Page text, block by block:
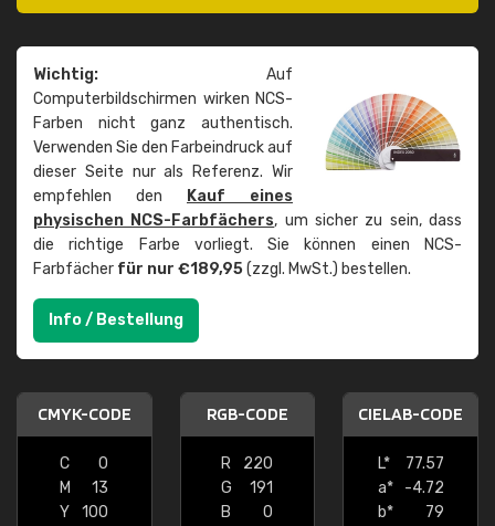
Wichtig: Auf
Computerbildschirmen wirken NCS-
Farben nicht ganz authentisch.
Verwenden Sie den Farbeindruck auf
dieser Seite nur als Referenz. Wir
empfehlen den
Kauf eines
physischen NCS-Farbfächers, um sicher zu sein, dass
die richtige Farbe vorliegt. Sie können einen NCS-
Farbfächer für nur €189,95(zzgl. MwSt.) bestellen.
Info / Bestellung
CMYK-CODE
C
0
M
13
Y
100
RGB-CODE
R
220
G
191
B
0
CIELAB-CODE
L*
77.57
a*
-4.72
b*
79